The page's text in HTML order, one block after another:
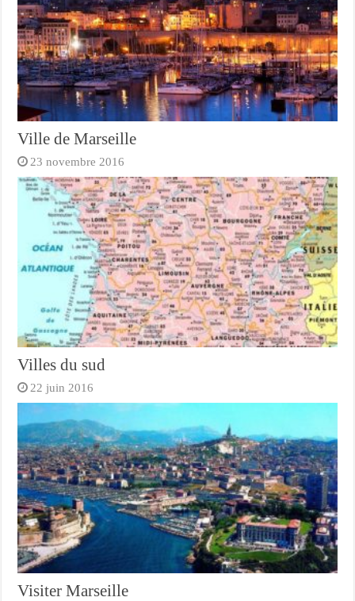
Ville de Marseille
23 novembre 2016
Villes du sud
22 juin 2016
Visiter Marseille